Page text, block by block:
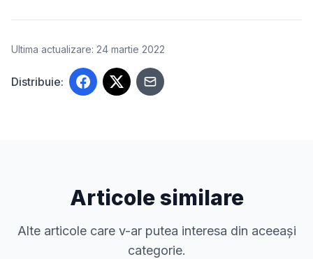
Ultima actualizare: 24 martie 2022
Distribuie:
Articole similare
Alte articole care v-ar putea interesa din aceeași
categorie.